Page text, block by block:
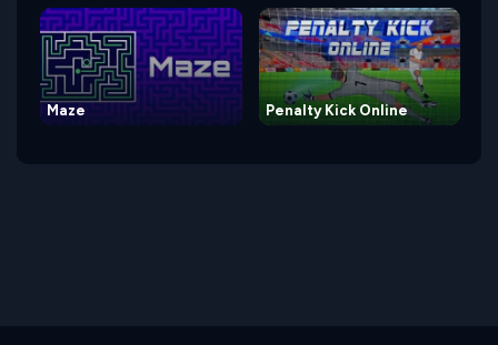
Maze Penalty Kick Online